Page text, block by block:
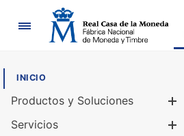
Navegación
INICIO
Productos y Soluciones
Servicios